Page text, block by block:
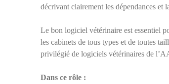
décrivant clairement les dépendances et
Le bon logiciel vétérinaire est essentiel
les cabinets de tous types et de toutes
privilégié de logiciels vétérinaires de
Dans ce rôle :